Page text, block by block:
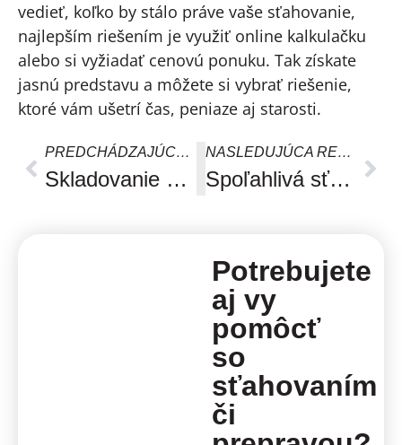
vedieť, koľko by stálo práve vaše sťahovanie,
najlepším riešením je využiť online kalkulačku
alebo si vyžiadať cenovú ponuku. Tak získate
jasnú predstavu a môžete si vybrať riešenie,
ktoré vám ušetrí čas, peniaze aj starosti.
PREDCHÁDZAJÚCA REFERENCIA
Skladovanie nábytku a osobných vecí: krátkodobé vs. dlhodobé riešenia
NASLEDUJÚCA REFERENCIA
Spoľahlivá sťahovacia firma: 7 vecí, ktoré by ste mali vedieť
Potrebujete
aj vy
pomôcť
so
sťahovaním
či